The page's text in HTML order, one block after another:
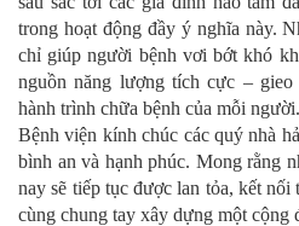
trong hoạt động đầy ý nghĩa này.
chỉ giúp người bệnh vơi bớt khó
nguồn năng lượng tích cực –
hành trình chữa bệnh của mỗi người.
Bệnh viện kính chúc các quý nhà
bình an và hạnh phúc. Mong rằng
nay sẽ tiếp tục được lan tỏa, kết
cùng chung tay xây dựng một cộng